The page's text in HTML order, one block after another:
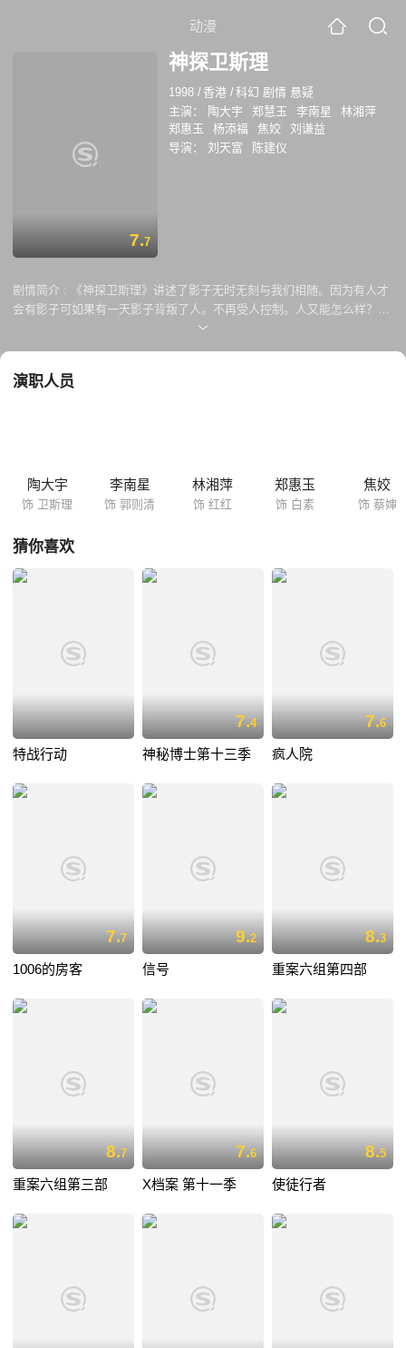
动漫
7.7
神探卫斯理
1998 / 香港 /科幻 剧情 悬疑
主演：
陶大宇 郑慧玉 李南星
林湘萍
郑惠玉
杨添福 焦姣
刘谦益
导演：
刘天富 陈建仪
剧情简介 :
《神探卫斯理》讲述了影子无时无刻与我们相随。因为有人才
会有影子可如果有一天影子背叛了人。不再受人控制。人又能怎么样？一
块是不起眼的木炭与影子又有任何关系吗？ 故事从卫斯理（陶大宇饰演）
件而认识。他们会换出火花吗？卫斯理的表妹一红红（林湘萍饰演）心生
的技俩。还是真的可以知道过去与未来？人的命运不是掌握在自己的手上
吗？又难道一切都是注定的？
演职人员
陶大宇
饰 卫斯理
李南星
饰 郭则清
林湘萍
饰 红红
郑惠玉
饰 白素
焦姣
饰 蔡婶
猜你喜欢
特战行动
7.4
神秘博士第十三季
7.6
疯人院
7.7
1006的房客
9.2
信号
8.3
重案六组第四部
8.7
重案六组第三部
7.6
X档案 第十一季
8.5
使徒行者